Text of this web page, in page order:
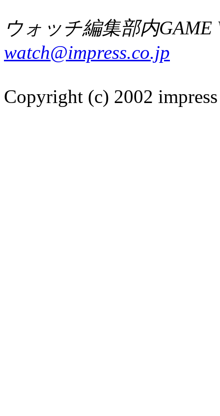
ウォッチ編集部内GAME
watch@impress.co.jp
Copyright (c) 2002